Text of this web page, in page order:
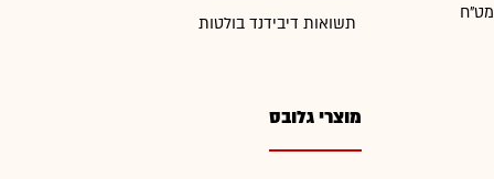
מט"ח
תשואות דיבידנד בולטות
מוצרי גלובס